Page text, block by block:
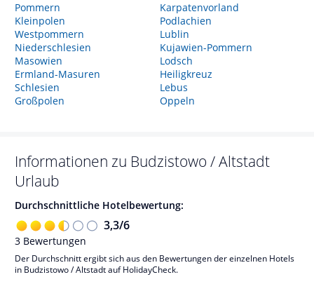
Pommern
Kleinpolen
Westpommern
Niederschlesien
Masowien
Ermland-Masuren
Schlesien
Großpolen
Karpatenvorland
Podlachien
Lublin
Kujawien-Pommern
Lodsch
Heiligkreuz
Lebus
Oppeln
Informationen zu Budzistowo / Altstadt
Urlaub
Durchschnittliche Hotelbewertung:
3,3/6
3 Bewertungen
Der Durchschnitt ergibt sich aus den Bewertungen der einzelnen Hotels
in Budzistowo / Altstadt auf HolidayCheck.